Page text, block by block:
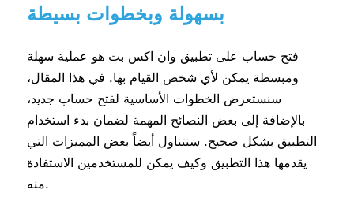
بسهولة وبخطوات بسيطة
فتح حساب على تطبيق وان اكس بت هو عملية سهلة
ومبسطة يمكن لأي شخص القيام بها. في هذا المقال،
سنستعرض الخطوات الأساسية لفتح حساب جديد،
بالإضافة إلى بعض النصائح المهمة لضمان بدء استخدام
التطبيق بشكل صحيح. سنتناول أيضاً بعض المميزات التي
يقدمها هذا التطبيق وكيف يمكن للمستخدمين الاستفادة
منه.